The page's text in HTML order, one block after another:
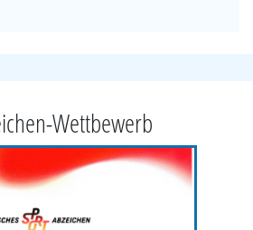
Wettbewerb